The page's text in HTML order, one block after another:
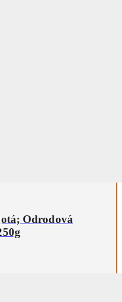
Odrodová